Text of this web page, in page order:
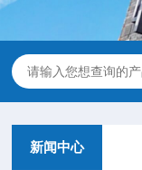
新闻中心